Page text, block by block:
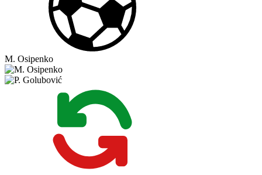
M. Osipenko